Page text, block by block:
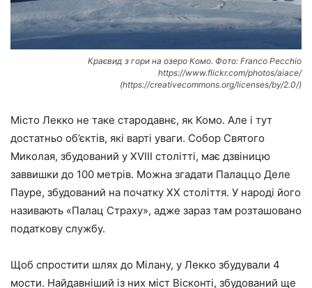
Краєвид з гори на озеро Комо. Фото: Franco Pecchio
https://www.flickr.com/photos/aiace/
(https://creativecommons.org/licenses/by/2.0/)
Місто Лекко не таке стародавнє, як Комо. Але і тут
достатньо об’єктів, які варті уваги. Собор Святого
Миколая, збудований у XVIII столітті, має дзвіницю
заввишки до 100 метрів. Можна згадати Палаццо Деле
Пауре, збудований на початку ХХ століття. У народі його
називають «Палац Страху», адже зараз там розташовано
податкову службу.
Щоб спростити шлях до Мілану, у Лекко збудували 4
мости. Найдавніший із них міст Вісконті, збудований ще